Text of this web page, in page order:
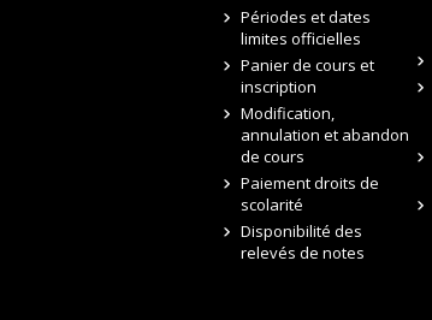
Périodes et dates
limites officielles
Panier de cours et
inscription
Modification,
annulation et abandon
de cours
Paiement droits de
scolarité
Disponibilité des
relevés de notes